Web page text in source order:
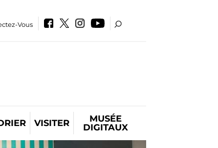
Vous
VISITER
MUSÉE
DIGITAUX